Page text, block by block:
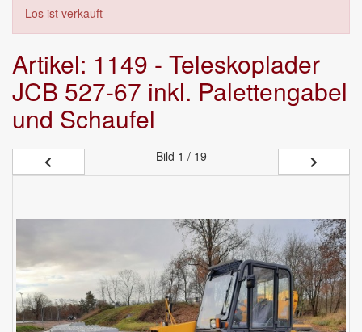
Los ist verkauft
Artikel: 1149 - Teleskoplader
JCB 527-67 inkl. Palettengabel
und Schaufel
Bild 1 / 19